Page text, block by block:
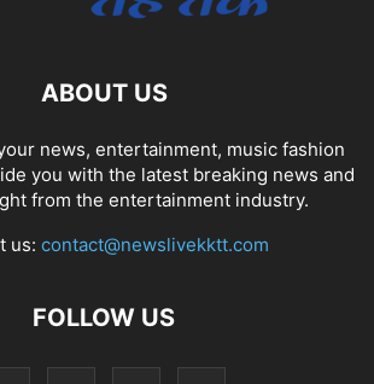
ABOUT US
news, entertainment, music fashion
you with the latest breaking news and
from the entertainment industry.
us: contact@newslivekktt.com
FOLLOW US